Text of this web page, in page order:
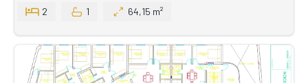
2
1 64,15 m²